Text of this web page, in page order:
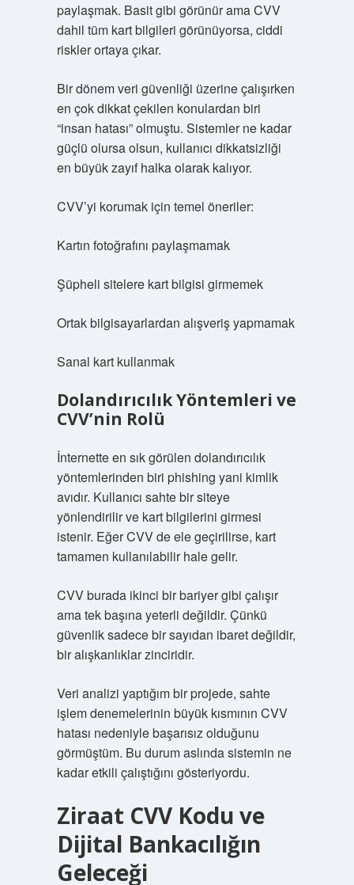
paylaşmak. Basit gibi görünür ama CVV
dahil tüm kart bilgileri görünüyorsa, ciddi
riskler ortaya çıkar.
Bir dönem veri güvenliği üzerine çalışırken
en çok dikkat çekilen konulardan biri
“insan hatası” olmuştu. Sistemler ne kadar
güçlü olursa olsun, kullanıcı dikkatsizliği
en büyük zayıf halka olarak kalıyor.
CVV’yi korumak için temel öneriler:
Kartın fotoğrafını paylaşmamak
Şüpheli sitelere kart bilgisi girmemek
Ortak bilgisayarlardan alışveriş yapmamak
Sanal kart kullanmak
Dolandırıcılık Yöntemleri ve
CVV’nin Rolü
İnternette en sık görülen dolandırıcılık
yöntemlerinden biri phishing yani kimlik
avıdır. Kullanıcı sahte bir siteye
yönlendirilir ve kart bilgilerini girmesi
istenir. Eğer CVV de ele geçirilirse, kart
tamamen kullanılabilir hale gelir.
CVV burada ikinci bir bariyer gibi çalışır
ama tek başına yeterli değildir. Çünkü
güvenlik sadece bir sayıdan ibaret değildir,
bir alışkanlıklar zinciridir.
Veri analizi yaptığım bir projede, sahte
işlem denemelerinin büyük kısmının CVV
hatası nedeniyle başarısız olduğunu
görmüştüm. Bu durum aslında sistemin ne
kadar etkili çalıştığını gösteriyordu.
Ziraat CVV Kodu ve
Dijital Bankacılığın
Geleceği